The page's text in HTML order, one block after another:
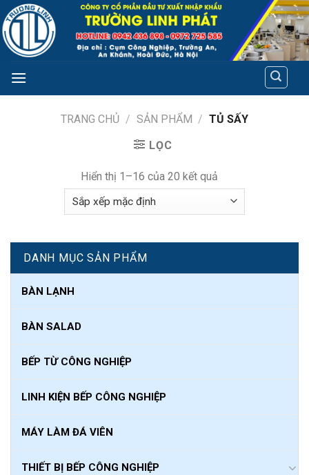
Skip
to
content
TRANG CHỦ / SẢN PHẨM / TỦ SẤY
LỌC
Hiển thị 1–16 của 20 kết quả
DANH MỤC SẢN PHẨM
BÀN LẠNH
BÀN SALAD
BẾP TỪ CÔNG NGHIỆP
LINH KIỆN BẾP CÔNG NGHIỆP
MÁY LÀM ĐÁ VIÊN
THIẾT BỊ BẾP CÔNG NGHIỆP